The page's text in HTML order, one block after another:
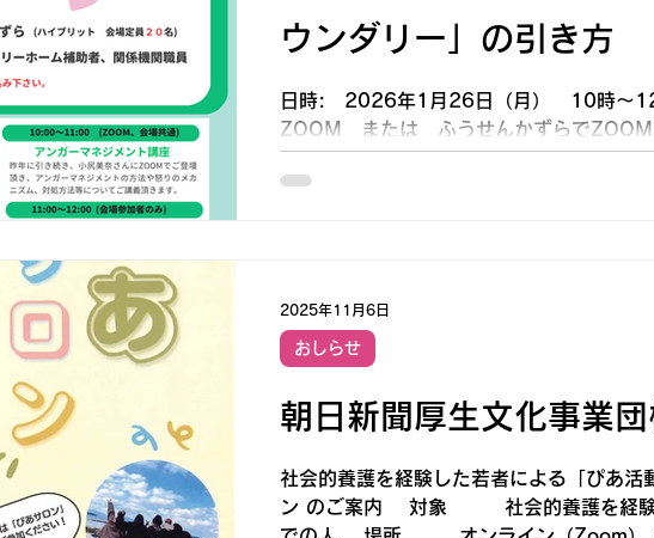
ウンダリー」の引き方
日時: 2026年1月26日（月） 10時
ZOOM または ふうせんかずらでZOOMで視
はZOOMから登壇頂きます)
朝日新聞厚生文化事業団
社会的養護を経験した若者による「ぴあ活
ン のご案内 対象 社会的養護を経験
おしらせ
2025年11月6日